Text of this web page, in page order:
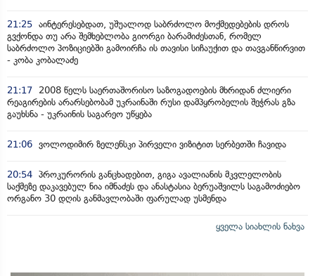
21:25 აინტერესებდათ, უშუალოდ საბრძოლო მოქმედებების დროს
გვქონდა თუ არა შემხებლობა გიორგი ბარამიძესთან, რომელ
საბრძოლო პოზიციებში გამოირჩა ის თავისი სიჩაუქით და თავგანწირვით
- კობა კობალაძე
21:17
2008 წელს საერთაშორისო საზოგადოების მხრიდან ძლიერი
რეაგირების არარსებობამ უკრაინაში რუსი დამპყრობელის შეჭრას გზა
გაუხსნა - უკრაინის საგარეო უწყება
21:06 ვოლოდიმირ ზელენსკი პირველი ვიზიტით სერბეთში ჩავიდა
20:54 პროკურორის განცხადებით, გიგა ავალიანის მკვლელობის
საქმეზე დაკავებულ ნია იმნაძეს და ანასტასია ბერუაშვილს საგამოძიებო
ორგანო 30 დღის განმავლობაში ფარულად უსმენდა
ყველა სიახლის ნახვა